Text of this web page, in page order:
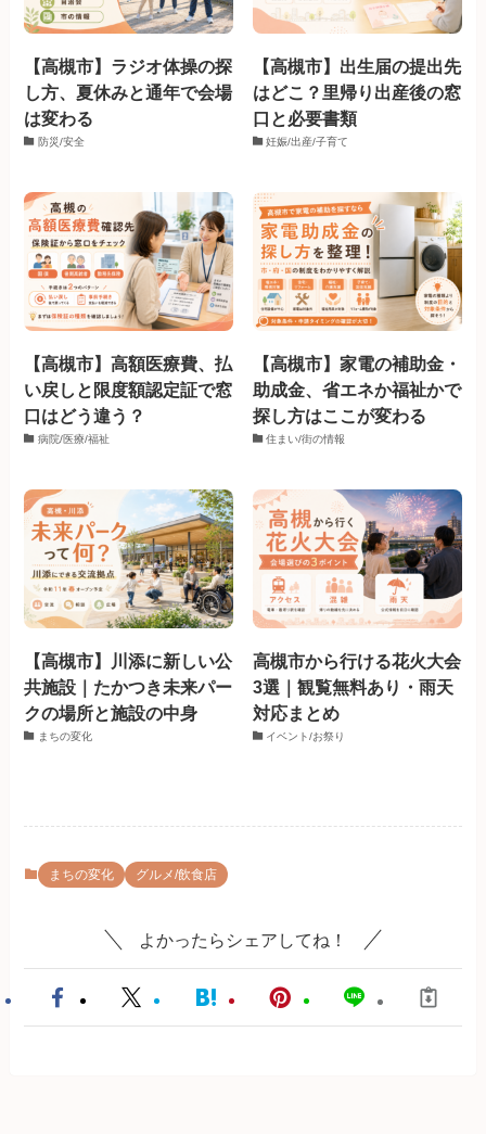
【高槻市】ラジオ体操の探
し方、夏休みと通年で会場
は変わる
防災/安全
【高槻市】出生届の提出先
はどこ？里帰り出産後の窓
口と必要書類
妊娠/出産/子育て
【高槻市】高額医療費、払
い戻しと限度額認定証で窓
口はどう違う？
病院/医療/福祉
【高槻市】家電の補助金・
助成金、省エネか福祉かで
探し方はここが変わる
住まい/街の情報
【高槻市】川添に新しい公
共施設｜たかつき未来パー
クの場所と施設の中身
まちの変化
高槻市から行ける花火大会
3選｜観覧無料あり・雨天
対応まとめ
イベント/お祭り
まちの変化 グルメ/飲食店
よかったらシェアしてね！